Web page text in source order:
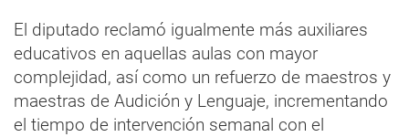
El diputado reclamó igualmente más auxiliares
educativos en aquellas aulas con mayor
complejidad, así como un refuerzo de maestros y
maestras de Audición y Lenguaje, incrementando
el tiempo de intervención semanal con el